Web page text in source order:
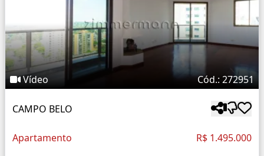
Vídeo Cód.: 272951
CAMPO BELO
Apartamento R$ 1.495.000